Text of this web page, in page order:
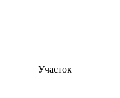
Участок